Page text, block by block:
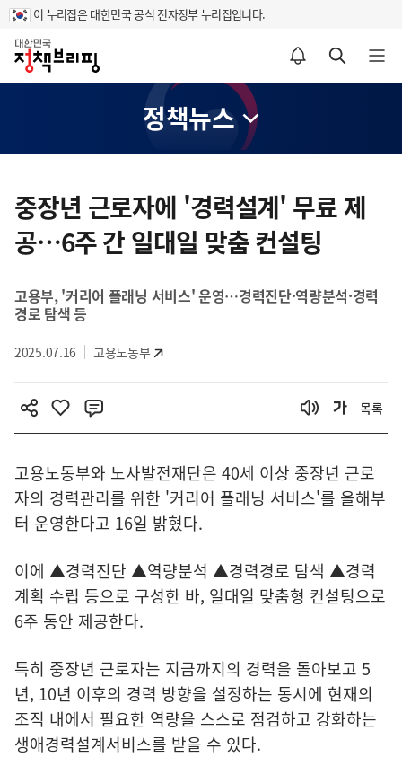
이 누리집은 대한민국 공식 전자정부 누리집입니다.
홈
알림설정 바로가기 검색 바로가기 메뉴 열기
정책뉴스
텐
츠
영
중장년 근로자에 '경력설계' 무료 제
공…6주 간 일대일 맞춤 컨설팅
고용부, '커리어 플래닝 서비스' 운영…경력진단·역량분석·경력
경로 탐색 등
2025.07.16 고용노동부
목록
고용노동부와 노사발전재단은 40세 이상 중장년 근로
자의 경력관리를 위한 '커리어 플래닝 서비스'를 올해부
터 운영한다고 16일 밝혔다.
이에 ▲경력진단 ▲역량분석 ▲경력경로 탐색 ▲경력
계획 수립 등으로 구성한 바, 일대일 맞춤형 컨설팅으로
6주 동안 제공한다.
특히 중장년 근로자는 지금까지의 경력을 돌아보고 5
년, 10년 이후의 경력 방향을 설정하는 동시에 현재의
조직 내에서 필요한 역량을 스스로 점검하고 강화하는
생애경력설계서비스를 받을 수 있다.